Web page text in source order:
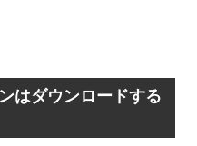
はダウンロードする